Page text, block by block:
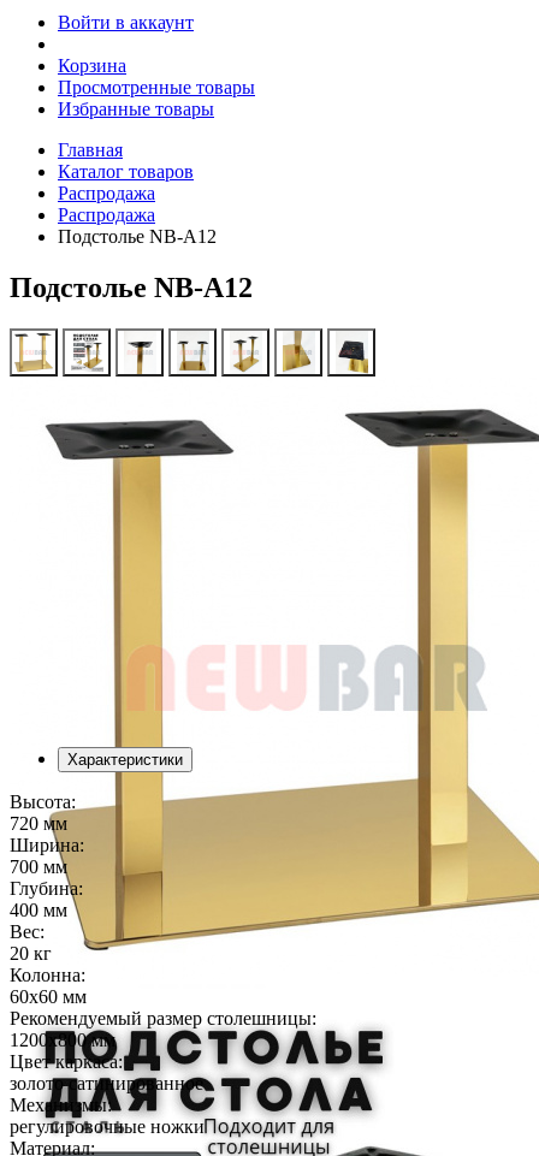
Войти в аккаунт
Корзина
Просмотренные товары
Избранные товары
Главная
Каталог товаров
Распродажа
Распродажа
Подстолье NB-A12
Подстолье NB-A12
Характеристики
Высота:
720 мм
Ширина:
700 мм
Глубина:
400 мм
Вес:
20 кг
Колонна:
60х60 мм
Рекомендуемый размер столешницы:
1200х800 мм
Цвет каркаса:
золото сатинированное
Механизмы:
регулировочные ножки
Материал: